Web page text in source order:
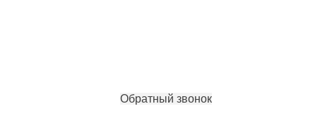
Обратный звонок